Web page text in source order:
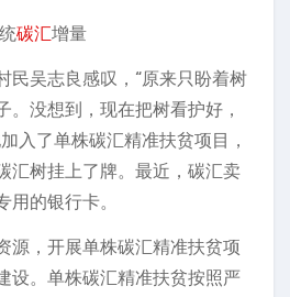
碳汇增量
民吴志良感叹，“原来只盼着树
。没想到，现在把树看护好，
入了单株碳汇精准扶贫项目，
汇树挂上了牌。最近，碳汇卖
用的银行卡。
源，开展单株碳汇精准扶贫项
设。单株碳汇精准扶贫按照严